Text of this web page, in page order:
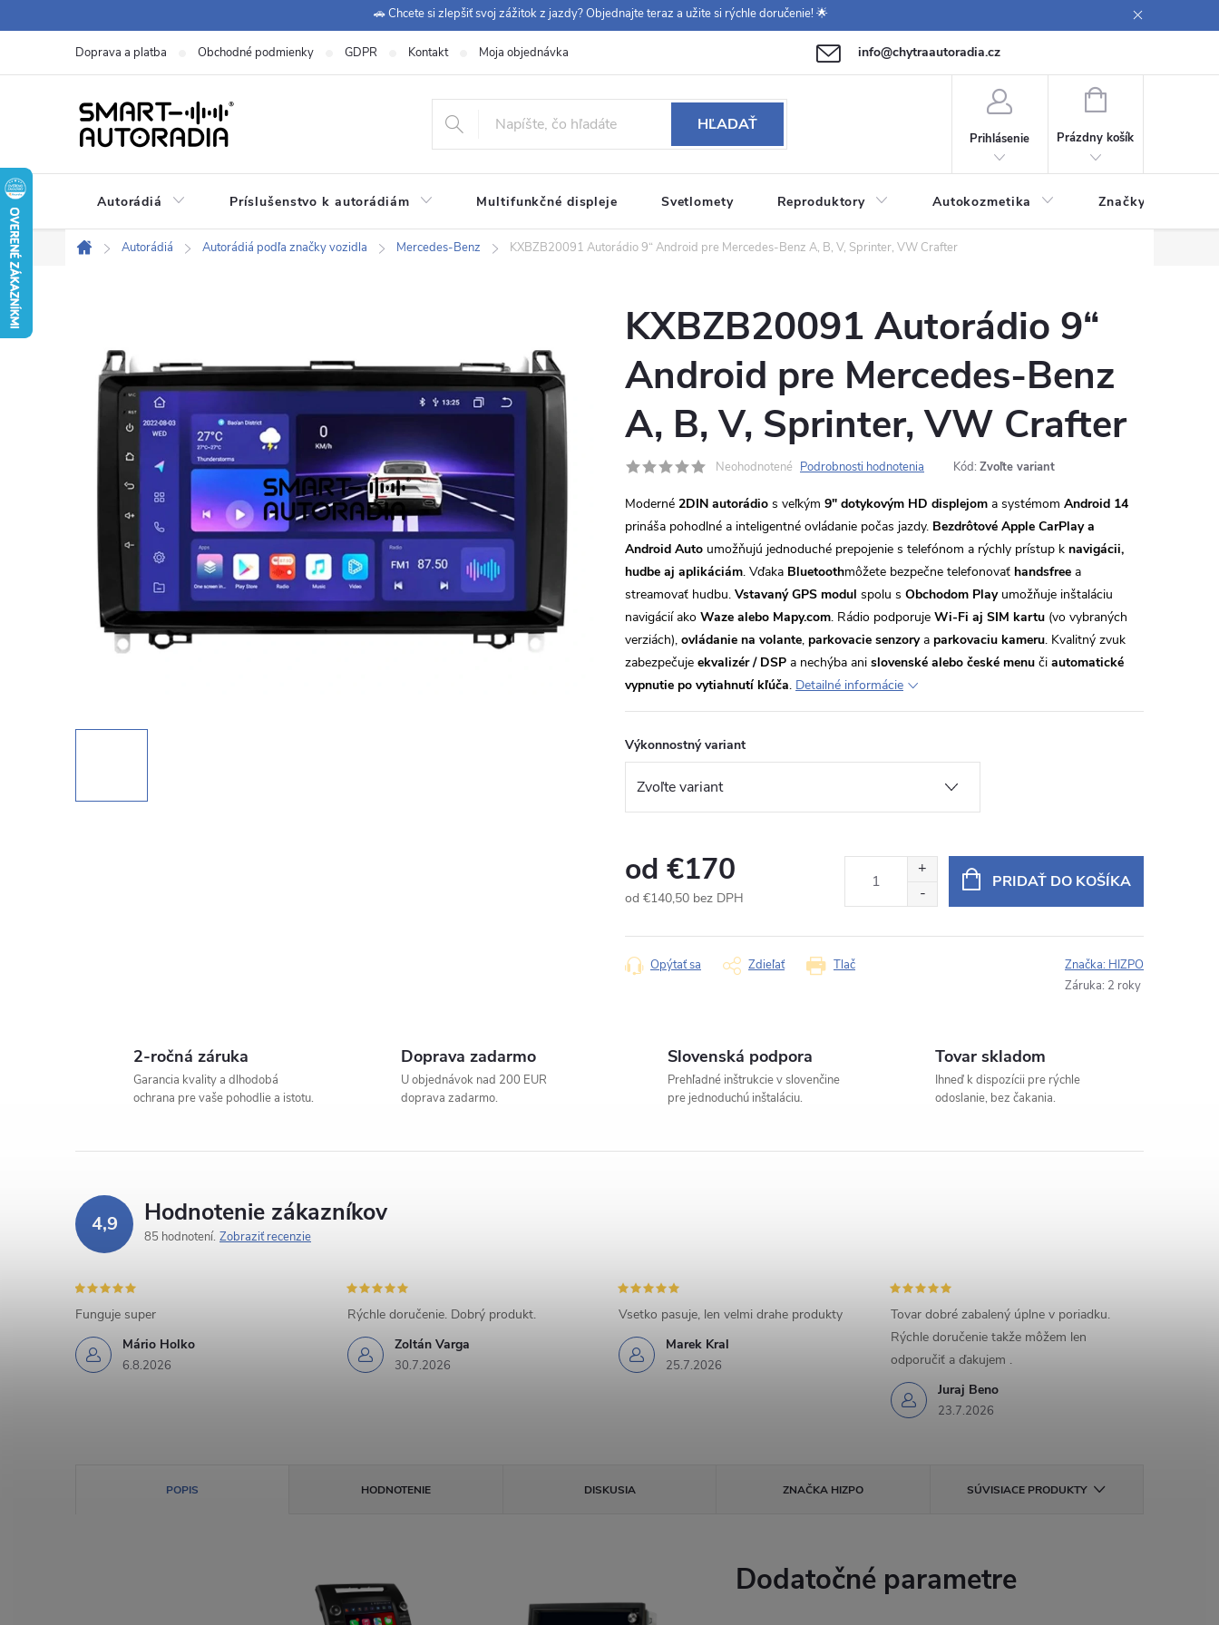
na
🚗 Chcete si zlepšiť svoj zážitok z jazdy? Objednajte teraz a užite si rýchle doručenie! 🌟
+420 771 149 411 (Po-Pá 9:00-12:00, 12:30-14:00)
info@chytraautoradia.cz
Doprava a platba Obchodné podmienky GDPR Kontakt Moja objednávka
HĽADAŤ
Prihlásenie
NÁKUPNÝ
Prázdny košík
Autorádiá Príslušenstvo k autorádiám Multifunkčné displeje Svetlomety Reproduktory Autokozmetika Značky
Zákaznícka podpora: +420 771 149 411 (Po-Pá 9:00-12:00, 12:30-14:00) info@chytraautoradia.cz
Domov
Autorádiá Autorádiá podľa značky vozidla Mercedes-Benz KXBZB20091 Autorádio 9“ Android pre Mercedes-Benz A, B, V, Sprinter, VW Crafter
KXBZB20091 Autorádio 9“
Android pre Mercedes-Benz
A, B, V, Sprinter, VW Crafter
Neohodnotené Podrobnosti hodnotenia Kód: Zvoľte variant
Moderné 2DIN autorádio s veľkým 9" dotykovým HD displejom a systémom Android 14
prináša pohodlné a inteligentné ovládanie počas jazdy. Bezdrôtové Apple CarPlay a
Android Auto umožňujú jednoduché prepojenie s telefónom a rýchly prístup k navigácii,
hudbe aj aplikáciám. Vďaka Bluetoothmôžete bezpečne telefonovať handsfree a
streamovať hudbu. Vstavaný GPS modul spolu s Obchodom Playumožňuje inštaláciu
navigácií ako Waze alebo Mapy.com. Rádio podporuje Wi-Fi aj SIM kartu (vo vybraných
verziách), ovládanie na volante, parkovacie senzorya parkovaciu kameru. Kvalitný zvuk
zabezpečuje ekvalizér / DSP a nechýba ani slovenské alebo české menu či automatické
vypnutie po vytiahnutí kľúča. Detailné informácie
Výkonnostný variant
od €170
od €140,50 bez DPH
cena:
PRIDAŤ DO KOŠÍKA
Tlač
Opýtať sa Zdieľať Značka: HIZPO
Záruka: 2 roky
2-ročná záruka
Garancia kvality a dlhodobá
ochrana pre vaše pohodlie a istotu.
Doprava zadarmo
U objednávok nad 200 EUR
doprava zadarmo.
Slovenská podpora
Prehľadné inštrukcie v slovenčine
pre jednoduchú inštaláciu.
Tovar skladom
Ihneď k dispozícii pre rýchle
odoslanie, bez čakania.
4,9 Hodnotenie zákazníkov
85 hodnotení Zobraziť recenzie
Mário Holko
6.8.2026
Funguje super
Zoltán Varga
30.7.2026
Rýchle doručenie. Dobrý produkt.
Marek Kral
25.7.2026
Vsetko pasuje, len velmi drahe produkty
Juraj Beno
23.7.2026
Tovar dobré zabalený úplne v poriadku.
Rýchle doručenie takže môžem len
odporučiť a ďakujem .
POPIS HODNOTENIE DISKUSIA ZNAČKAHIZPO SÚVISIACE PRODUKTY
Dodatočné parametre